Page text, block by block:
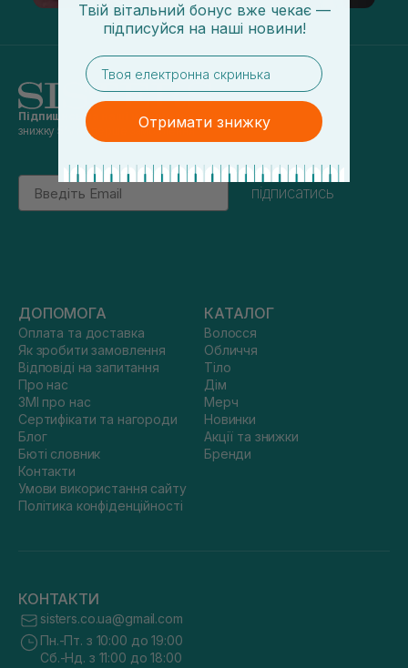
Підпишись на наші новинита отримуй
знижку 5% на перше замовлення
Email
підписатись
ДОПОМОГА
Оплата та доставка
Як зробити замовлення
Відповіді на запитання
Про нас
ЗМІ про нас
Сертифікати та нагороди
Блог
Бюті словник
Контакти
Умови використання сайту
Політика конфіденційності
КАТАЛОГ
Волосся
Обличчя
Тіло
Дім
Мерч
Новинки
Акції та знижки
Бренди
КОНТАКТИ
sisters.co.ua@gmail.com
Пн.-Пт. з 10:00 до 19:00
Сб.-Нд. з 11:00 до 18:00
Твій вітальний бонус вже чекає —
підписуйся на наші новини!
email
Отримати знижку